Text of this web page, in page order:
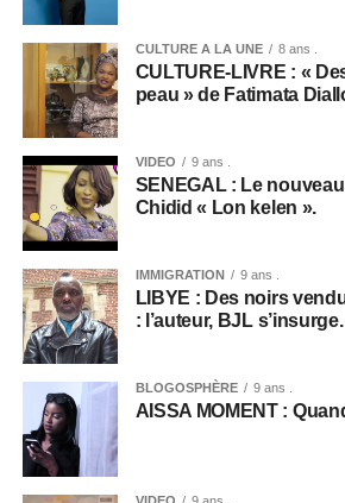
CULTURE A LA UNE 8 ans .
CULTURE-LIVRE : «
peau » de Fatimata
VIDEO 9 ans .
SENEGAL : Le
Chidid « Lon kelen ».
IMMIGRATION 9 ans .
LIBYE : Des noirs
: l’auteur, BJL s’insurge.
BLOGOSPHÈRE 9 ans .
AISSA MOMENT :